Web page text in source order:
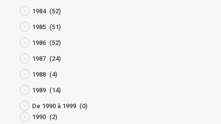
1984 (52)
1985 (51)
1986 (52)
1987 (24)
1988 (4)
1989 (14)
De 1990 à 1999 (0)
1990 (2)